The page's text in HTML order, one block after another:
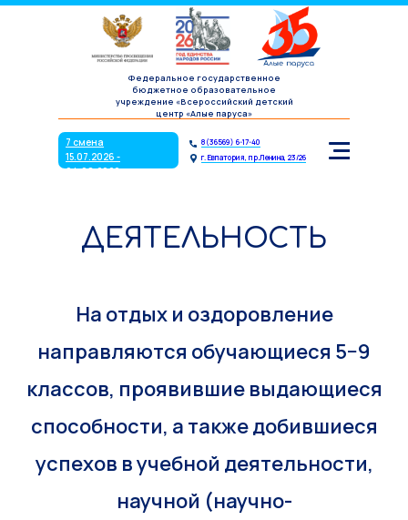
Федеральное государственное
бюджетное образовательное
учреждение «Всероссийский детский
центр «Алые паруса»
8(36569) 6-17-40
7 смена
15.07.2026 -
04.08.2026
г. Евпатория, пр.Ленина, 23/26
8(36569) 6-17-40
15.07.2026 -
04.08.2026
г. Евпатория, пр.Ленина, 23/26
ДЕЯТЕЛЬНОСТЬ
На отдых и оздоровление
направляются обучающиеся 5−9
классов, проявившие выдающиеся
способности, а также добившиеся
успехов в учебной деятельности,
научной (научно-